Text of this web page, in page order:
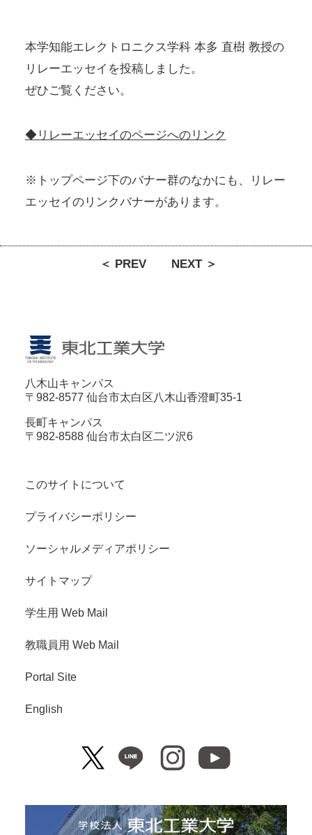
本学知能エレクトロニクス学科 本多 直樹 教授の
リレーエッセイを投稿しました。
ぜひご覧ください。
◆リレーエッセイのページへのリンク
※トップページ下のバナー群のなかにも、リレー
エッセイのリンクバナーがあります。
＜ PREV NEXT ＞
八木山キャンパス
〒982-8577 仙台市太白区八木山香澄町35-1
長町キャンパス
〒982-8588 仙台市太白区二ツ沢6
このサイトについて
プライバシーポリシー
ソーシャルメディアポリシー
サイトマップ
学生用 Web Mail
教職員用 Web Mail
Portal Site
English